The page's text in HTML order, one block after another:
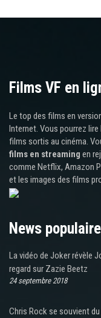
Films VF en
Le top des films en
Internet. Vous pourrez
films sortis au cinéma.
films en streaming en
comme Netflix, Amazon
et les images des films
News
La vidéo de Joker révèle
regard sur Zazie Beetz
24 septembre 2018
Chris Rock se souvient